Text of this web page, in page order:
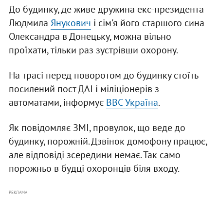
До будинку, де живе дружина екс-президента
Людмила Янукович і сім'я його старшого сина
Олександра в Донецьку, можна вільно
проїхати, тільки раз зустрівши охорону.
На трасі перед поворотом до будинку стоїть
посилений пост ДАІ і міліціонерів з
автоматами, інформує BBC Україна.
Як повідомляє ЗМІ, провулок, що веде до
будинку, порожній. Дзвінок домофону працює,
але відповіді зсередини немає. Так само
порожньо в будці охоронців біля входу.
РЕКЛАМА